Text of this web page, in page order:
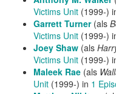
Victims Unit (1999-)
Garrett Turner(als
Victims Unit (1999-)
Joey Shaw (als
Victims Unit (1999-)
Maleek Rae (als
Unit (1999-) in 1